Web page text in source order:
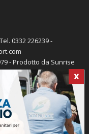
X
0332 226239 -
- Prodotto da Sunrise
-Cookie policy
sport.com